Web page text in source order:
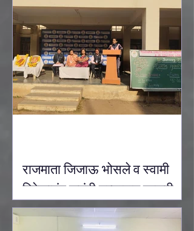
राजमाता जिजाऊ भोसले व स्वामी
विवेकानंद जयंती उत्साहात साजरी
करण्यात आली.